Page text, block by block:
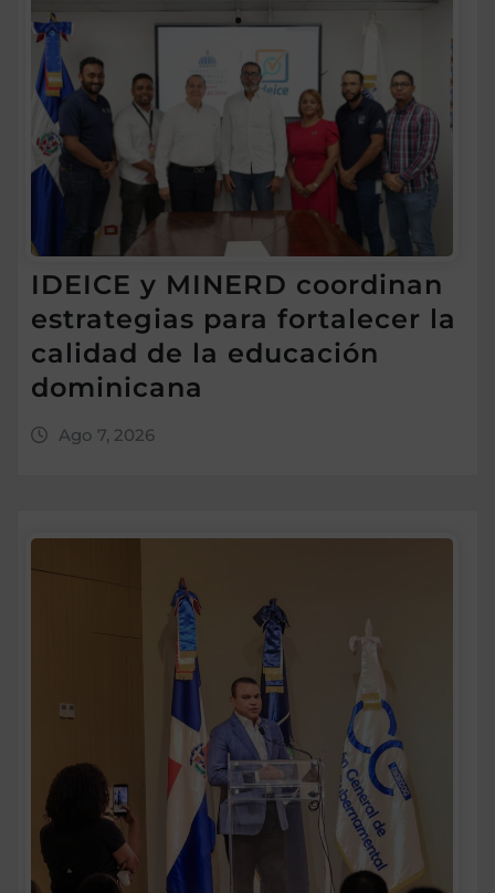
IDEICE y MINERD coordinan
estrategias para fortalecer la
calidad de la educación
dominicana
Ago 7, 2026